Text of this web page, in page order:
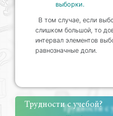
выборки.
В том случае, если
слишком большой, то
интервал элементов
равнозначные доли.
Трудности с учебой?